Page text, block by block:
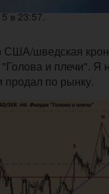
в 23:57.
США/шведская
и плечи". Я
по рынку.